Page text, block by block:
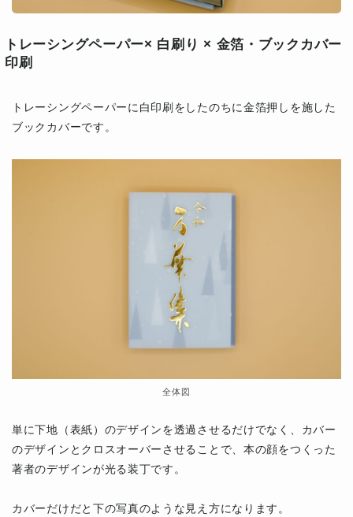
トレーシングペーパー× 白刷り × 金箔・ブックカバー
印刷
トレーシングペーパーに白印刷をしたのちに金箔押しを施した
ブックカバーです。
全体図
単に下地（表紙）のデザインを透過させるだけでなく、カバー
のデザインとクロスオーバーさせることで、本の顔をつくった
著者のデザインが光る装丁です。
カバーだけだと下の写真のような見え方になります。